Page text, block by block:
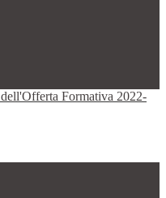
Formativa 2022-